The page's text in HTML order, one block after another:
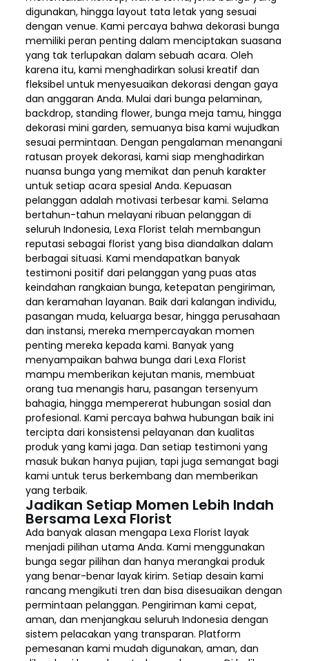
digunakan, hingga layout tata letak yang sesuai
dengan venue. Kami percaya bahwa dekorasi bunga
memiliki peran penting dalam menciptakan suasana
yang tak terlupakan dalam sebuah acara. Oleh
karena itu, kami menghadirkan solusi kreatif dan
fleksibel untuk menyesuaikan dekorasi dengan gaya
dan anggaran Anda. Mulai dari bunga pelaminan,
backdrop, standing flower, bunga meja tamu, hingga
dekorasi mini garden, semuanya bisa kami wujudkan
sesuai permintaan. Dengan pengalaman menangani
ratusan proyek dekorasi, kami siap menghadirkan
nuansa bunga yang memikat dan penuh karakter
untuk setiap acara spesial Anda. Kepuasan
pelanggan adalah motivasi terbesar kami. Selama
bertahun-tahun melayani ribuan pelanggan di
seluruh Indonesia, Lexa Florist telah membangun
reputasi sebagai florist yang bisa diandalkan dalam
berbagai situasi. Kami mendapatkan banyak
testimoni positif dari pelanggan yang puas atas
keindahan rangkaian bunga, ketepatan pengiriman,
dan keramahan layanan. Baik dari kalangan individu,
pasangan muda, keluarga besar, hingga perusahaan
dan instansi, mereka mempercayakan momen
penting mereka kepada kami. Banyak yang
menyampaikan bahwa bunga dari Lexa Florist
mampu memberikan kejutan manis, membuat
orang tua menangis haru, pasangan tersenyum
bahagia, hingga mempererat hubungan sosial dan
profesional. Kami percaya bahwa hubungan baik ini
tercipta dari konsistensi pelayanan dan kualitas
produk yang kami jaga. Dan setiap testimoni yang
masuk bukan hanya pujian, tapi juga semangat bagi
kami untuk terus berkembang dan memberikan
yang terbaik.
Jadikan Setiap Momen Lebih Indah
Bersama Lexa Florist
Ada banyak alasan mengapa Lexa Florist layak
menjadi pilihan utama Anda. Kami menggunakan
bunga segar pilihan dan hanya merangkai produk
yang benar-benar layak kirim. Setiap desain kami
rancang mengikuti tren dan bisa disesuaikan dengan
permintaan pelanggan. Pengiriman kami cepat,
aman, dan menjangkau seluruh Indonesia dengan
sistem pelacakan yang transparan. Platform
pemesanan kami mudah digunakan, aman, dan